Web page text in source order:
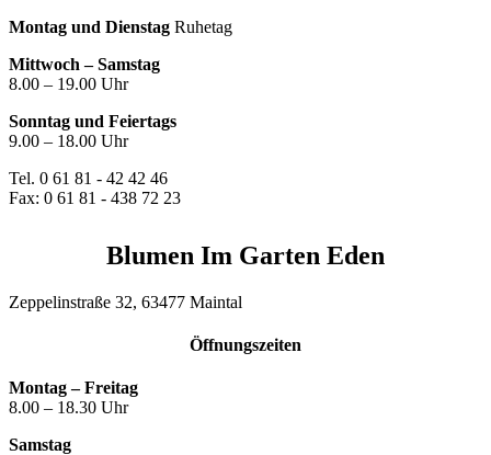
Montag und Dienstag Ruhetag
Mittwoch – Samstag
8.00 – 19.00 Uhr
Sonntag und Feiertags
9.00 – 18.00 Uhr
Tel. 0 61 81 - 42 42 46
Fax: 0 61 81 - 438 72 23
Blumen Im Garten Eden
Zeppelinstraße 32, 63477 Maintal
Öffnungszeiten
Montag – Freitag
8.00 – 18.30 Uhr
Samstag